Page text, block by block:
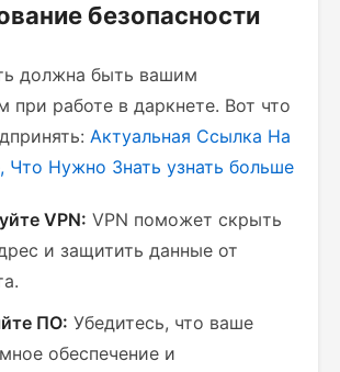
безопасности
должна быть вашим
при работе в даркнете. Вот что
Актуальная Ссылка На
Что Нужно Знать узнать больше
VPN: VPN поможет скрыть
и защитить данные от
ПО: Убедитесь, что ваше
обеспечение и